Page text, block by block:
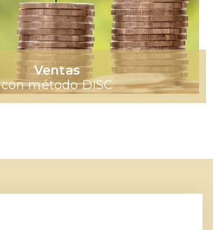
Ventas
con método DISC